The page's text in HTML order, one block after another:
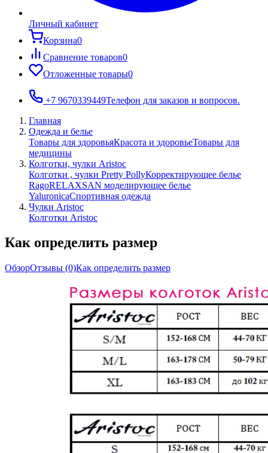
Личный кабинет
Корзина0
Сравнение товаров0
Отложенные товары0
+7 9670339449Телефон для заказов и вопросов.
Главная
Одежда и белье
Товары для здоровьяКрасота и здоровьеТовары для
медицины
Колготки, чулки Aristoc
Колготки , чулки Pretty PollyКорректирующее белье
RagoRELAXSAN моделирующее белье
YaluroniсaСпортивная одежда
Чулки Aristoc
Колготки Aristoc
Как определить размер
ОбзорОтзывы (0)Как определить размер